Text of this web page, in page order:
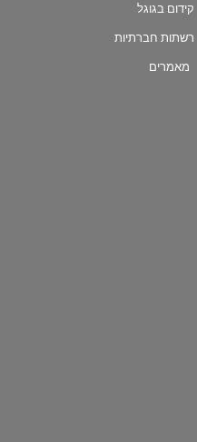
קידום בגוגל
רשתות חברתיות
מאמרים